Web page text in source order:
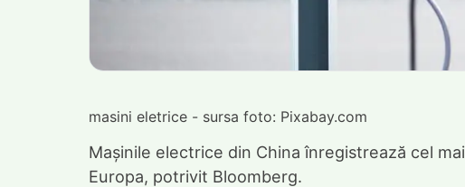
masini eletrice - sursa foto: Pixabay.com
Mașinile electrice din China înregistrează cel
Europa, potrivit Bloomberg.